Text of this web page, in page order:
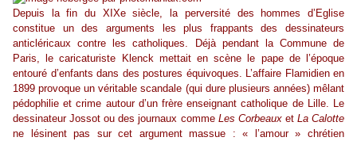
Depuis la fin du XIXe siècle, la perversité des hommes d’Eglise
constitue un des arguments les plus frappants des dessinateurs
anticléricaux contre les catholiques. Déjà pendant la Commune de
Paris, le caricaturiste
Klenckmettait en scène le pape de l’époque
entouré d’enfants dans des postures équivoques. L’affaire Flamidienen
1899 provoque un véritable scandale (qui dure plusieurs années) mêlant
pédophilie et crime autour d’un frère enseignant catholique de Lille. Le
dessinateurJossot ou des journaux comme Les Corbeauxet La Calotte
ne lésinent pas sur cet argument massue : « l’amour » chrétien